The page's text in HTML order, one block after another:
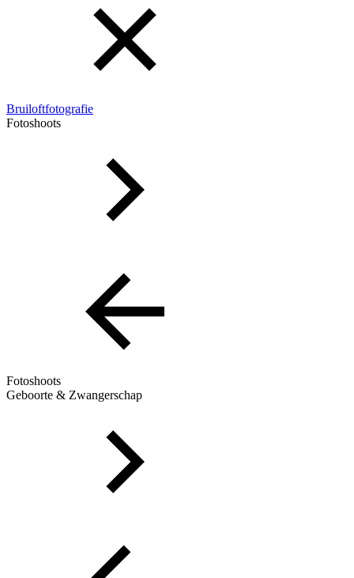
Bruiloftfotografie
Fotoshoots
Fotoshoots
Geboorte & Zwangerschap